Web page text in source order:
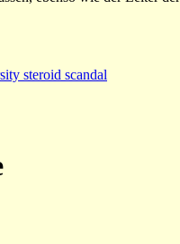
steroid scandal